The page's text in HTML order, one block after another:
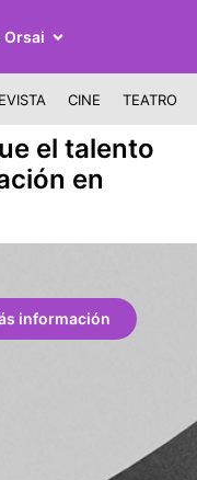
Orsai
CINE TEATRO
el talento
en
información